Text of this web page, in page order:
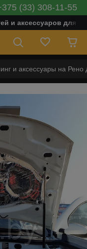
(33) 308-11-55
и аксессуаров для
и аксессуары на Рено